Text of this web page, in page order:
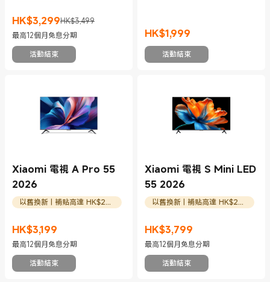
HK$3,299
現價 HK$3299HK$3,499
市場價格 HK$3,499
最高12個月免息分期
活動結束
HK$1,999
現價 HK$1999
活動結束
Xiaomi 電視 A Pro 55
2026
以舊換新 | 補貼高達 HK$200
HK$3,199
現價 HK$3199
最高12個月免息分期
活動結束
Xiaomi 電視 S Mini LED
55 2026
以舊換新 | 補貼高達 HK$200
HK$3,799
現價 HK$3799
最高12個月免息分期
活動結束